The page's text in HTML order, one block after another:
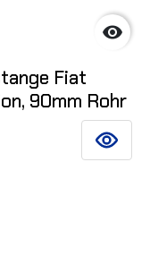

Fiat
90mm Rohr
SIEHE